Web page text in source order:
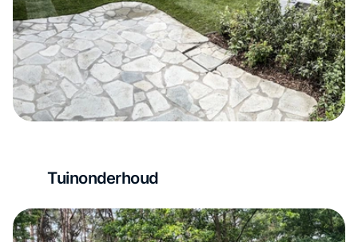
Tuinonderhoud